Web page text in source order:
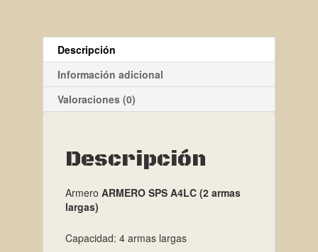
Descripción
Información adicional
Valoraciones (0)
Descripción
Armero ARMERO SPS A4LC (2 armas
largas)
Capacidad: 4 armas largas